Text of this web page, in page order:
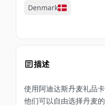
Denmark
描述
使用阿迪达斯丹麦礼品
他们可以自由选择丹麦